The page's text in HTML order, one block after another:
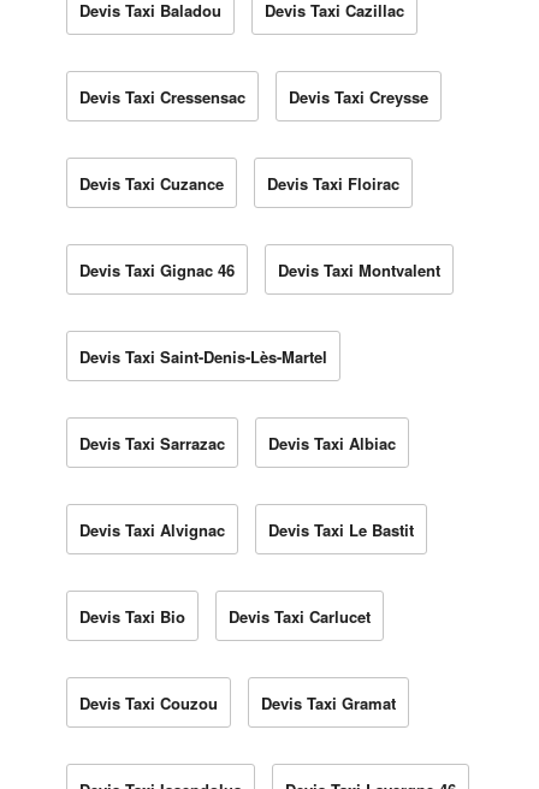
Devis Taxi Baladou Devis Taxi Cazillac
Devis Taxi Cressensac Devis Taxi Creysse
Devis Taxi Cuzance Devis Taxi Floirac
Devis Taxi Gignac 46 Devis Taxi Montvalent
Devis Taxi Saint-Denis-Lès-Martel
Devis Taxi Sarrazac Devis Taxi Albiac
Devis Taxi Alvignac Devis Taxi Le Bastit
Devis Taxi Bio Devis Taxi Carlucet
Devis Taxi Couzou Devis Taxi Gramat